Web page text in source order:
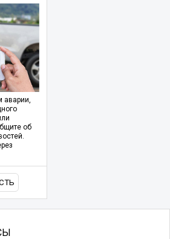
аварии,
об